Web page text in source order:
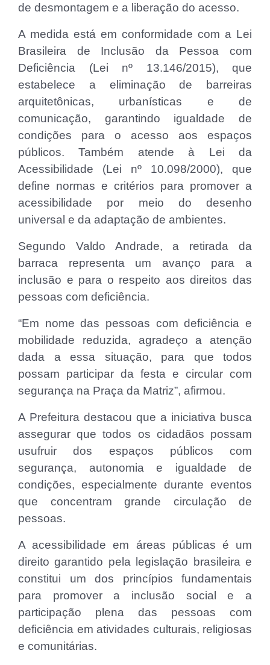
de desmontagem e a liberação do acesso.
A medida está em conformidade com a Lei
Brasileira de Inclusão da Pessoa com
Deficiência (Lei nº 13.146/2015), que
estabelece a eliminação de barreiras
arquitetônicas, urbanísticas e de
comunicação, garantindo igualdade de
condições para o acesso aos espaços
públicos. Também atende à Lei da
Acessibilidade (Lei nº 10.098/2000), que
define normas e critérios para promover a
acessibilidade por meio do desenho
universal e da adaptação de ambientes.
Segundo Valdo Andrade, a retirada da
barraca representa um avanço para a
inclusão e para o respeito aos direitos das
pessoas com deficiência.
“Em nome das pessoas com deficiência e
mobilidade reduzida, agradeço a atenção
dada a essa situação, para que todos
possam participar da festa e circular com
segurança na Praça da Matriz”, afirmou.
A Prefeitura destacou que a iniciativa busca
assegurar que todos os cidadãos possam
usufruir dos espaços públicos com
segurança, autonomia e igualdade de
condições, especialmente durante eventos
que concentram grande circulação de
pessoas.
A acessibilidade em áreas públicas é um
direito garantido pela legislação brasileira e
constitui um dos princípios fundamentais
para promover a inclusão social e a
participação plena das pessoas com
deficiência em atividades culturais, religiosas
e comunitárias.